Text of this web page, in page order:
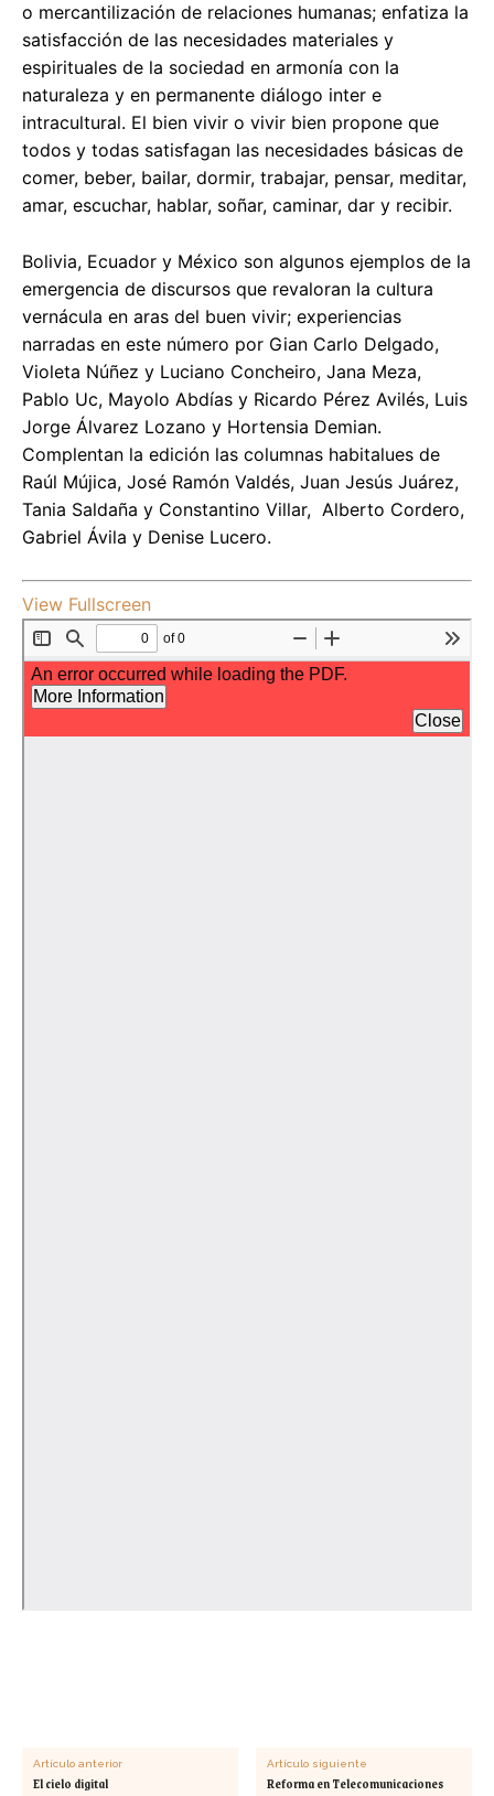
o mercantilización de relaciones humanas; enfatiza la
satisfacción de las necesidades materiales y
espirituales de la sociedad en armonía con la
naturaleza y en permanente diálogo inter e
intracultural. El bien vivir o vivir bien propone que
todos y todas satisfagan las necesidades básicas de
comer, beber, bailar, dormir, trabajar, pensar, meditar,
amar, escuchar, hablar, soñar, caminar, dar y recibir.
Bolivia, Ecuador y México son algunos ejemplos de la
emergencia de discursos que revaloran la cultura
vernácula en aras del buen vivir; experiencias
narradas en este número por Gian Carlo Delgado,
Violeta Núñez y Luciano Concheiro, Jana Meza,
Pablo Uc, Mayolo Abdías y Ricardo Pérez Avilés, Luis
Jorge Álvarez Lozano y Hortensia Demian.
Complentan la edición las columnas habitalues de
Raúl Mújica, José Ramón Valdés, Juan Jesús Juárez,
Tania Saldaña y Constantino Villar, Alberto Cordero,
Gabriel Ávila y Denise Lucero.
View Fullscreen
Artículo anterior
El cielo digital
Artículo siguiente
Reforma en Telecomunicaciones